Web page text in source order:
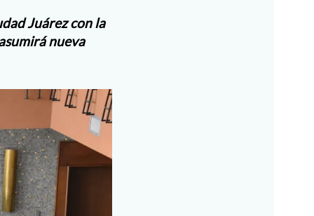
Juárez con la
nueva